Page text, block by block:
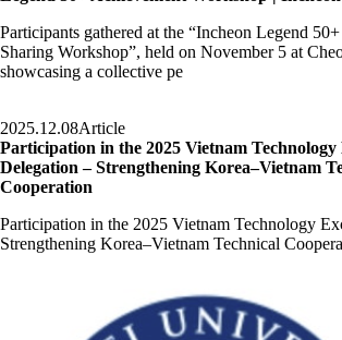
Participants gathered at the “Incheon Legend
Sharing Workshop”, held on November 5 at
showcasing a collective pe
2025.12.08Article
Participation in the 2025 Vietnam Technology
Delegation – Strengthening Korea–Vietnam
Cooperation
Participation in the 2025 Vietnam Technology
Strengthening Korea–Vietnam Technical